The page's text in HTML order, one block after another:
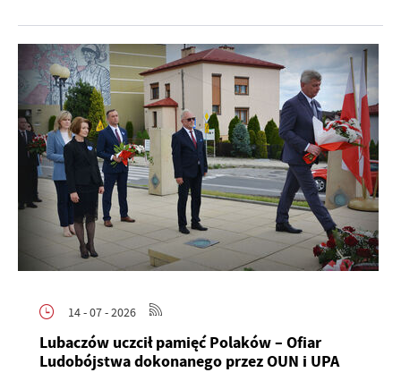
14 - 07 - 2026
Lubaczów uczcił pamięć Polaków – Ofiar
Ludobójstwa dokonanego przez OUN i UPA